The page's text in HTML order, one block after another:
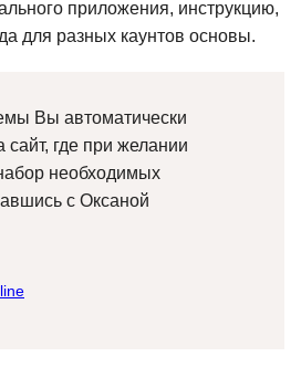
приложения, инструкцию,
для разных каунтов основы.
Вы автоматически
сайт, где при желании
необходимых
с Оксаной